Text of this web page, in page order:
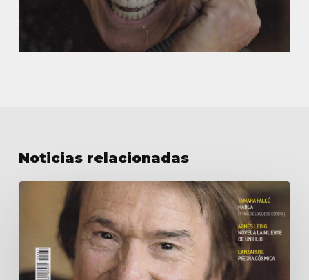
Noticias relacionadas
He
toda
mi